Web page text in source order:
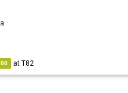
atT82